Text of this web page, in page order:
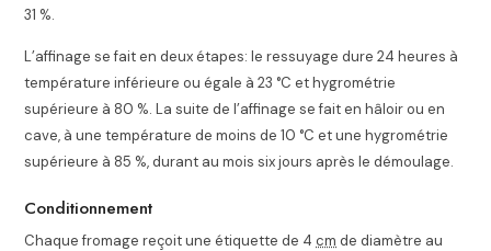
31 %.
L’affinage se fait en deux étapes: le ressuyage dure 24 heures à
température inférieure ou égale à 23 °C et hygrométrie
supérieure à 80 %. La suite de l’affinage se fait en hâloir ou en
cave, à une température de moins de 10 °C et une hygrométrie
supérieure à 85 %, durant au mois six jours après le démoulage.
Conditionnement
Chaque fromage reçoit une étiquette de 4cm de diamètre au